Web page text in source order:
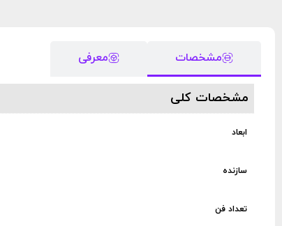
مشخصات معرفی
مشخصات کلی
ابعاد
سازنده
تعداد فن